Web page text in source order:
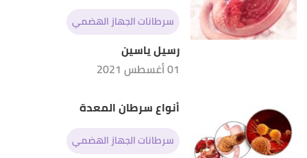
سرطانات الجهاز الهضمي
رسيل ياسين
01 أغسطس 2021
أنواع سرطان المعدة
سرطانات الجهاز الهضمي